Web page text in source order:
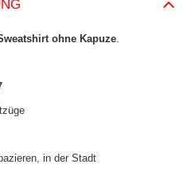
ohne Kapuze
in der Stadt